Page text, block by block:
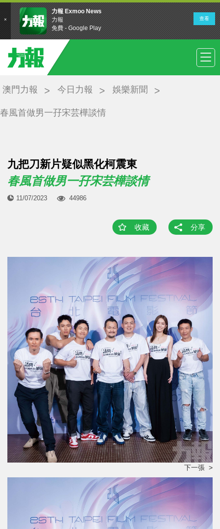
澳門力報 今日力報 娛樂新聞
春風首做男一孖宋芸樺談情
九把刀新片疑似黑化柯震東
春風首做男一孖宋芸樺談情
11/07/2023 44986
收藏 分享
下一張 >